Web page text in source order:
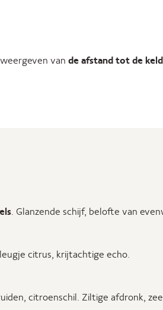
van de afstand tot de
. Glanzende schijf, belofte van
citrus, krijtachtige echo.
citroenschil. Ziltige afdronk,